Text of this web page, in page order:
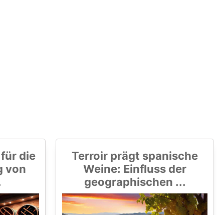
die
von
Terroir prägt spanische
Weine: Einfluss der
geographischen ...